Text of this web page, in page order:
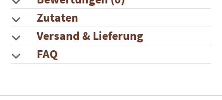
Zutaten
Versand & Lieferung
FAQ